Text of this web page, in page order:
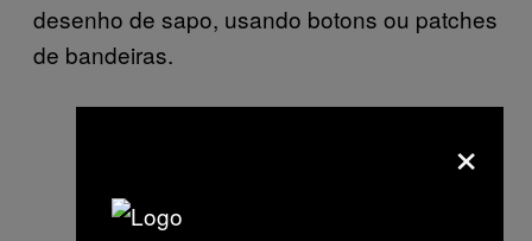
desenho de sapo, usando botons ou patches
de bandeiras.
×